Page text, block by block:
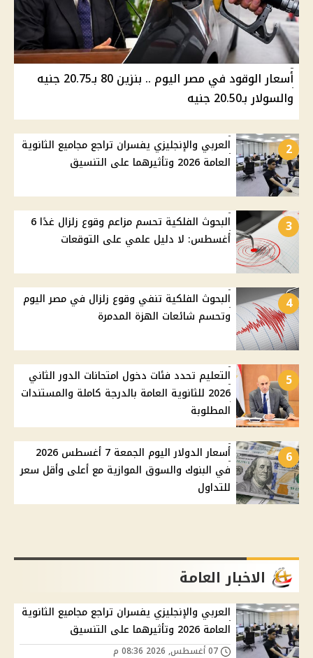
أسعار الوقود في مصر اليوم .. بنزين 80 بـ20.75 جنيه
والسولار بـ20.50 جنيه
2
العربي والإنجليزي يفسران تراجع مجاميع الثانوية
العامة 2026 وتأثيرهما على التنسيق
3
البحوث الفلكية تحسم مزاعم وقوع زلزال غدًا 6
أغسطس: لا دليل علمي على التوقعات
4
البحوث الفلكية تنفي وقوع زلزال في مصر اليوم
وتحسم شائعات الهزة المدمرة
5
التعليم تحدد فئات دخول امتحانات الدور الثاني
2026 للثانوية العامة بالدرجة كاملة والمستندات
المطلوبة
6
أسعار الدولار اليوم الجمعة 7 أغسطس 2026
في البنوك والسوق الموازية مع أعلى وأقل سعر
للتداول
الاخبار العامة
العربي والإنجليزي يفسران تراجع مجاميع الثانوية
العامة 2026 وتأثيرهما على التنسيق